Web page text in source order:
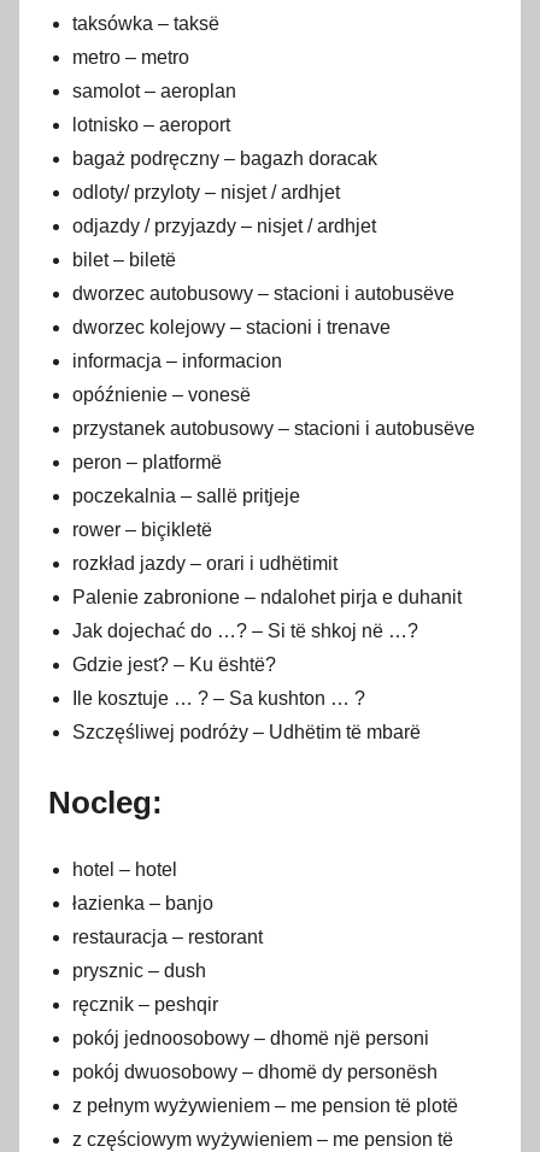
taksówka – taksë
metro – metro
samolot – aeroplan
lotnisko – aeroport
bagaż podręczny – bagazh doracak
odloty/ przyloty – nisjet / ardhjet
odjazdy / przyjazdy – nisjet / ardhjet
bilet – biletë
dworzec autobusowy – stacioni i autobusëve
dworzec kolejowy – stacioni i trenave
informacja – informacion
opóźnienie – vonesë
przystanek autobusowy – stacioni i autobusëve
peron – platformë
poczekalnia – sallë pritjeje
rower – biçikletë
rozkład jazdy – orari i udhëtimit
Palenie zabronione – ndalohet pirja e duhanit
Jak dojechać do …? – Si të shkoj në …?
Gdzie jest? – Ku është?
Ile kosztuje … ? – Sa kushton … ?
Szczęśliwej podróży – Udhëtim të mbarë
Nocleg:
hotel – hotel
łazienka – banjo
restauracja – restorant
prysznic – dush
ręcznik – peshqir
pokój jednoosobowy – dhomë një personi
pokój dwuosobowy – dhomë dy personësh
z pełnym wyżywieniem – me pension të plotë
z częściowym wyżywieniem – me pension të